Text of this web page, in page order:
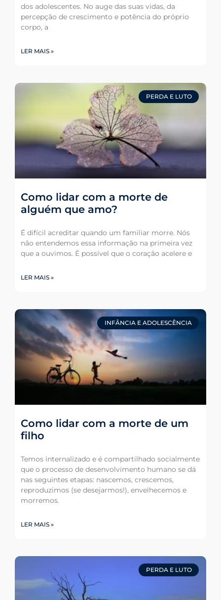
dos adolescentes. No auge das suas vidas, da
percepção de crescimento e potência do próprio
corpo, a
LER MAIS »
PERDA E LUTO
Como lidar com a morte de
alguém que amo?
É difícil acreditar quando um familiar morre. Nós
não entendemos essa informação na primeira vez
que a ouvimos. É possível que o coração acelere e
LER MAIS »
INFÂNCIA E ADOLESCÊNCIA
Como lidar com a morte de um
filho
Temos internalizado e é compartilhado socialmente
que o processo de desenvolvimento humano se dá
nas seguintes etapas: nascemos, crescemos,
reproduzimos (se desejarmos!), envelhecemos e
morremos.
LER MAIS »
PERDA E LUTO